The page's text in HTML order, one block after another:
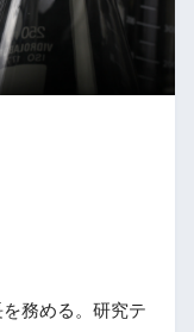
務める。研究テ